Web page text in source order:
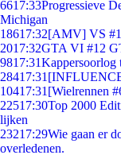
6617:33Progressieve
Michigan
18617:32[AMV] VS
2017:32GTA VI #12
9817:31Kappersoorlog
28417:31
10417:31 [Wielrennen
22517:30Top 2000
lijken
23217:29Wie gaan er
overledenen.